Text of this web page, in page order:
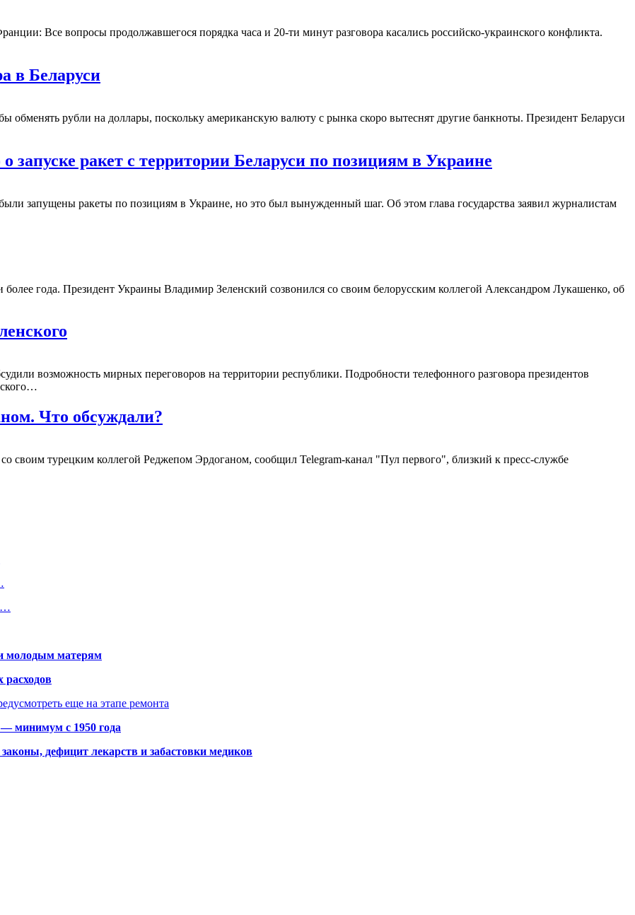
Все вопросы продолжавшегося порядка часа и 20-ти минут разговора касались российско-украинского конфликта.
в Беларуси
обменять рубли на доллары, поскольку американскую валюту с рынка скоро вытеснят другие банкноты. Президент Беларуси
ракет с территории Беларуси по позициям в Украине
запущены ракеты по позициям в Украине, но это был вынужденный шаг. Об этом глава государства заявил журналистам
года. Президент Украины Владимир Зеленский созвонился со своим белорусским коллегой Александром Лукашенко, об
возможность мирных переговоров на территории республики. Подробности телефонного разговора президентов
Что обсуждали?
своим турецким коллегой Реджепом Эрдоганом, сообщил Telegram-канал "Пул первого", близкий к пресс-службе
молодым матерям
расходов
еще на этапе ремонта
минимум с 1950 года
дефицит лекарств и забастовки медиков